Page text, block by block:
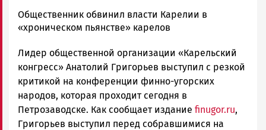
admintimur
Новости
и
Карелии
|
Петрозаводск
ГОВОРИТ
Общественник обвинил власти Карелии в
«хроническом пьянстве» карелов
Лидер общественной организации «Карельский
конгресс» Анатолий Григорьев выступил с резкой
критикой на конференции финно-угорских
народов, которая проходит сегодня в
Петрозаводске. Как сообщает издание finugor.ru,
Григорьев выступил перед собравшимися на